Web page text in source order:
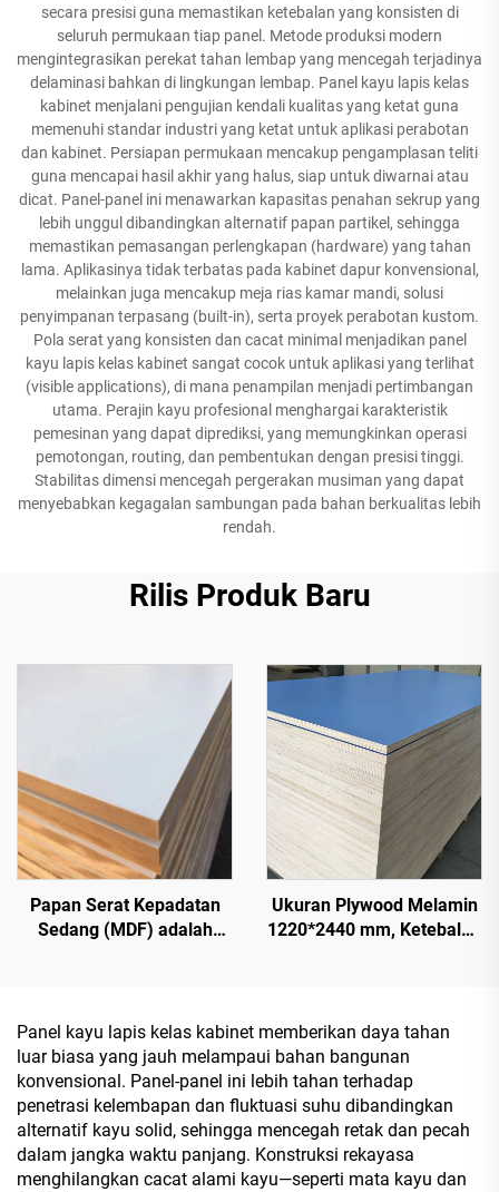
secara presisi guna memastikan ketebalan yang konsisten di
seluruh permukaan tiap panel. Metode produksi modern
mengintegrasikan perekat tahan lembap yang mencegah terjadinya
delaminasi bahkan di lingkungan lembap. Panel kayu lapis kelas
kabinet menjalani pengujian kendali kualitas yang ketat guna
memenuhi standar industri yang ketat untuk aplikasi perabotan
dan kabinet. Persiapan permukaan mencakup pengamplasan teliti
guna mencapai hasil akhir yang halus, siap untuk diwarnai atau
dicat. Panel-panel ini menawarkan kapasitas penahan sekrup yang
lebih unggul dibandingkan alternatif papan partikel, sehingga
memastikan pemasangan perlengkapan (hardware) yang tahan
lama. Aplikasinya tidak terbatas pada kabinet dapur konvensional,
melainkan juga mencakup meja rias kamar mandi, solusi
penyimpanan terpasang (built-in), serta proyek perabotan kustom.
Pola serat yang konsisten dan cacat minimal menjadikan panel
kayu lapis kelas kabinet sangat cocok untuk aplikasi yang terlihat
(visible applications), di mana penampilan menjadi pertimbangan
utama. Perajin kayu profesional menghargai karakteristik
pemesinan yang dapat diprediksi, yang memungkinkan operasi
pemotongan, routing, dan pembentukan dengan presisi tinggi.
Stabilitas dimensi mencegah pergerakan musiman yang dapat
menyebabkan kegagalan sambungan pada bahan berkualitas lebih
rendah.
Rilis Produk Baru
Papan Serat Kepadatan
Sedang (MDF) adalah
tanaman lainnya,
digunakan sebagai papan
dapur, papan furnitur, dan
juga papan kemasan
Ukuran Plywood Melamin
1220*2440 mm, Ketebalan
Dekorasi Kabinet
Panel kayu lapis kelas kabinet memberikan daya tahan
luar biasa yang jauh melampaui bahan bangunan
konvensional. Panel-panel ini lebih tahan terhadap
penetrasi kelembapan dan fluktuasi suhu dibandingkan
alternatif kayu solid, sehingga mencegah retak dan pecah
dalam jangka waktu panjang. Konstruksi rekayasa
menghilangkan cacat alami kayu—seperti mata kayu dan